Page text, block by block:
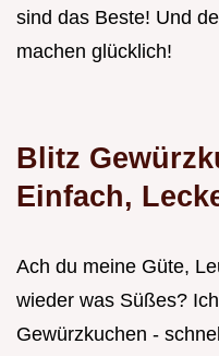
sind das Beste! Und
machen glücklich!
Blitz
Einfach,
Ach du meine Güte,
wieder was Süßes?
Gewürzkuchen -